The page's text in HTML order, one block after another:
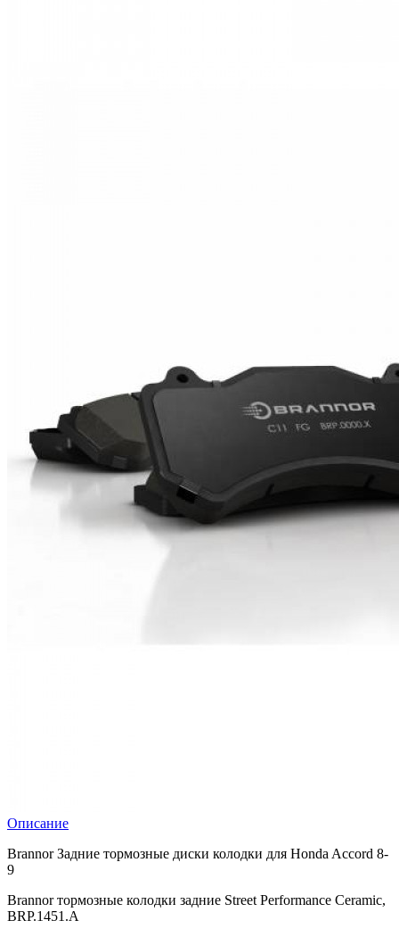
Описание
Brannor Задние тормозные диски колодки для Honda Accord 8-
9
Brannor тормозные колодки задние Street Performance Ceramic,
BRP.1451.A